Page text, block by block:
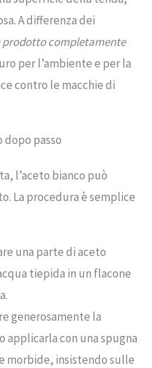
A differenza dei
prodotto completamente
per l’ambiente e per la
contro le macchie di
dopo passo
l’aceto bianco può
La procedura è semplice
una parte di aceto
tiepida in un flacone
generosamente la
applicarla con una spugna
morbide, insistendo sulle